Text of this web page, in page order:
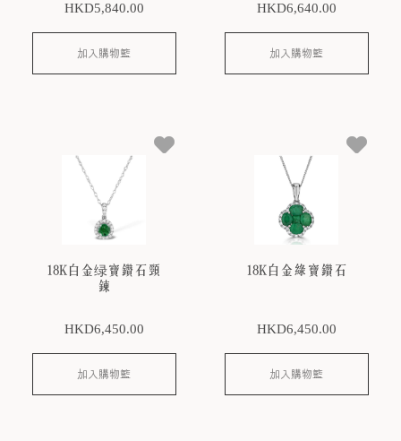
HKD5,840.00
加入購物籃
HKD6,640.00
加入購物籃
18K白金绿寶鑽石頸
鍊
HKD6,450.00
加入購物籃
18K白金綠寶鑽石
HKD6,450.00
加入購物籃